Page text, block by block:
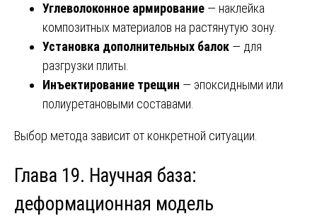
Углеволоконное армирование — наклейка
композитных материалов на растянутую зону.
Установка дополнительных балок — для
разгрузки плиты.
Инъектирование трещин — эпоксидными или
полиуретановыми составами.
Выбор метода зависит от конкретной ситуации.
Глава 19. Научная база:
деформационная модель